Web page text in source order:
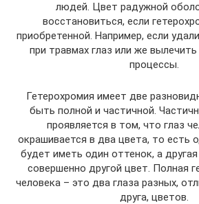
людей. Цвет радужной
восстановиться, если
приобретенной. Например, если
при травмах глаз или же
процессы.
Гетерохромия имеет две
быть полной и частичной.
проявляется в том, что глаз
окрашивается в два цвета, то есть
будет иметь один оттенок, а
совершенно другой цвет. Полная
человека – это два глаза разных,
друга, цветов.